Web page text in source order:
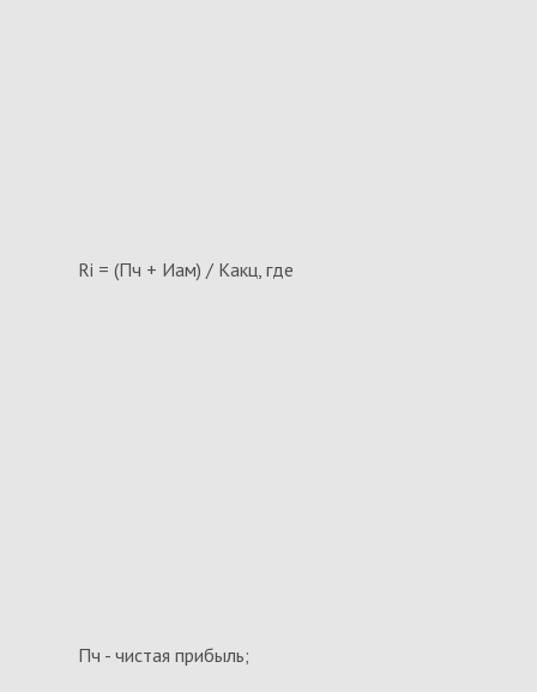
Ri = (Пч + Иам) / Какц, где
Пч - чистая прибыль;